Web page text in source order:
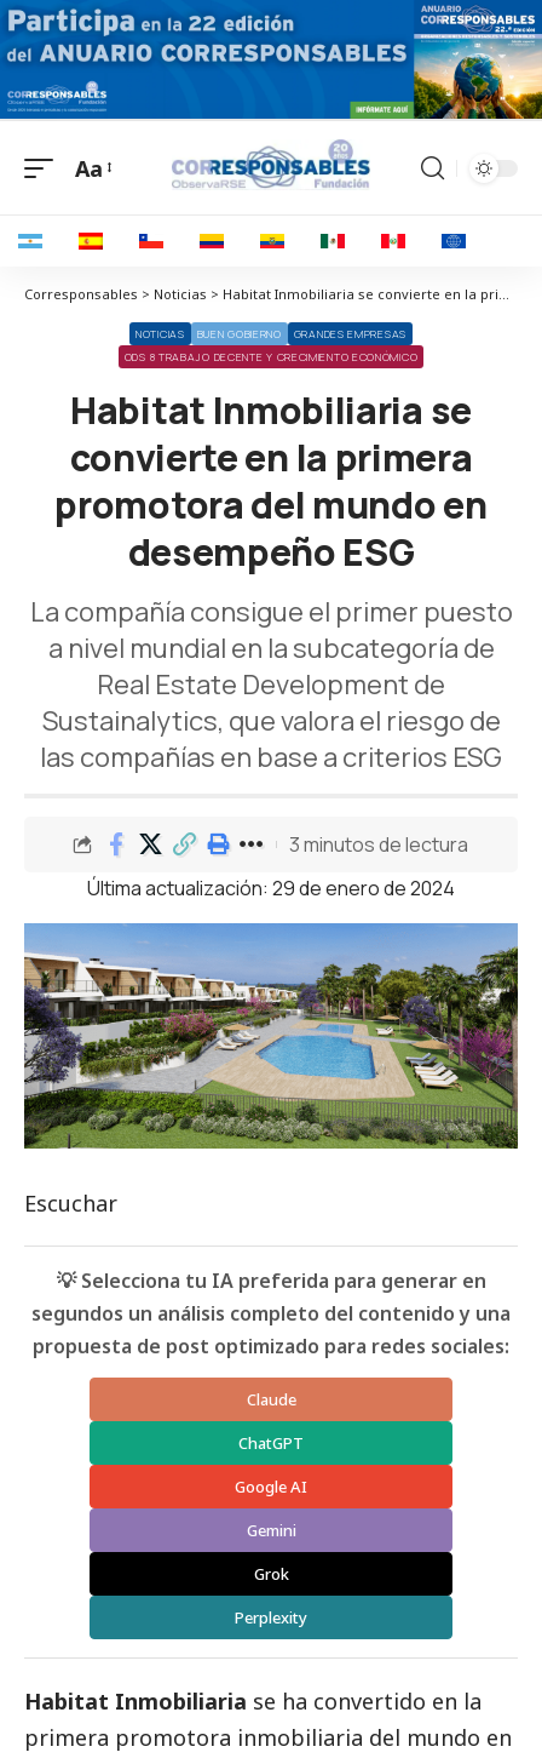
Aa
Corresponsables > Noticias > Habitat Inmobiliaria se convierte en la primera promotora del mundo en desempeño ESG
NOTICIAS BUEN GOBIERNO
GRANDES EMPRESAS
ODS 8 TRABAJO DECENTE Y CRECIMIENTO ECONÓMICO
Habitat Inmobiliaria se
convierte en la primera
promotora del mundo en
desempeño ESG
La compañía consigue el primer puesto
a nivel mundial en la subcategoría de
Real Estate Development de
Sustainalytics, que valora el riesgo de
las compañías en base a criterios ESG
Última actualización: 29 de enero de 2024
3 minutos de lectura
Escuchar
💡 Selecciona tu IA preferida para generar en
segundos un análisis completo del contenido y una
propuesta de post optimizado para redes sociales:
Claude
ChatGPT
Google AI
Gemini
Grok
Perplexity
Habitat Inmobiliaria se ha convertido en la
primera promotora inmobiliaria del mundo en